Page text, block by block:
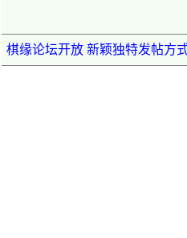
棋缘论坛开放 新颖独特发帖方